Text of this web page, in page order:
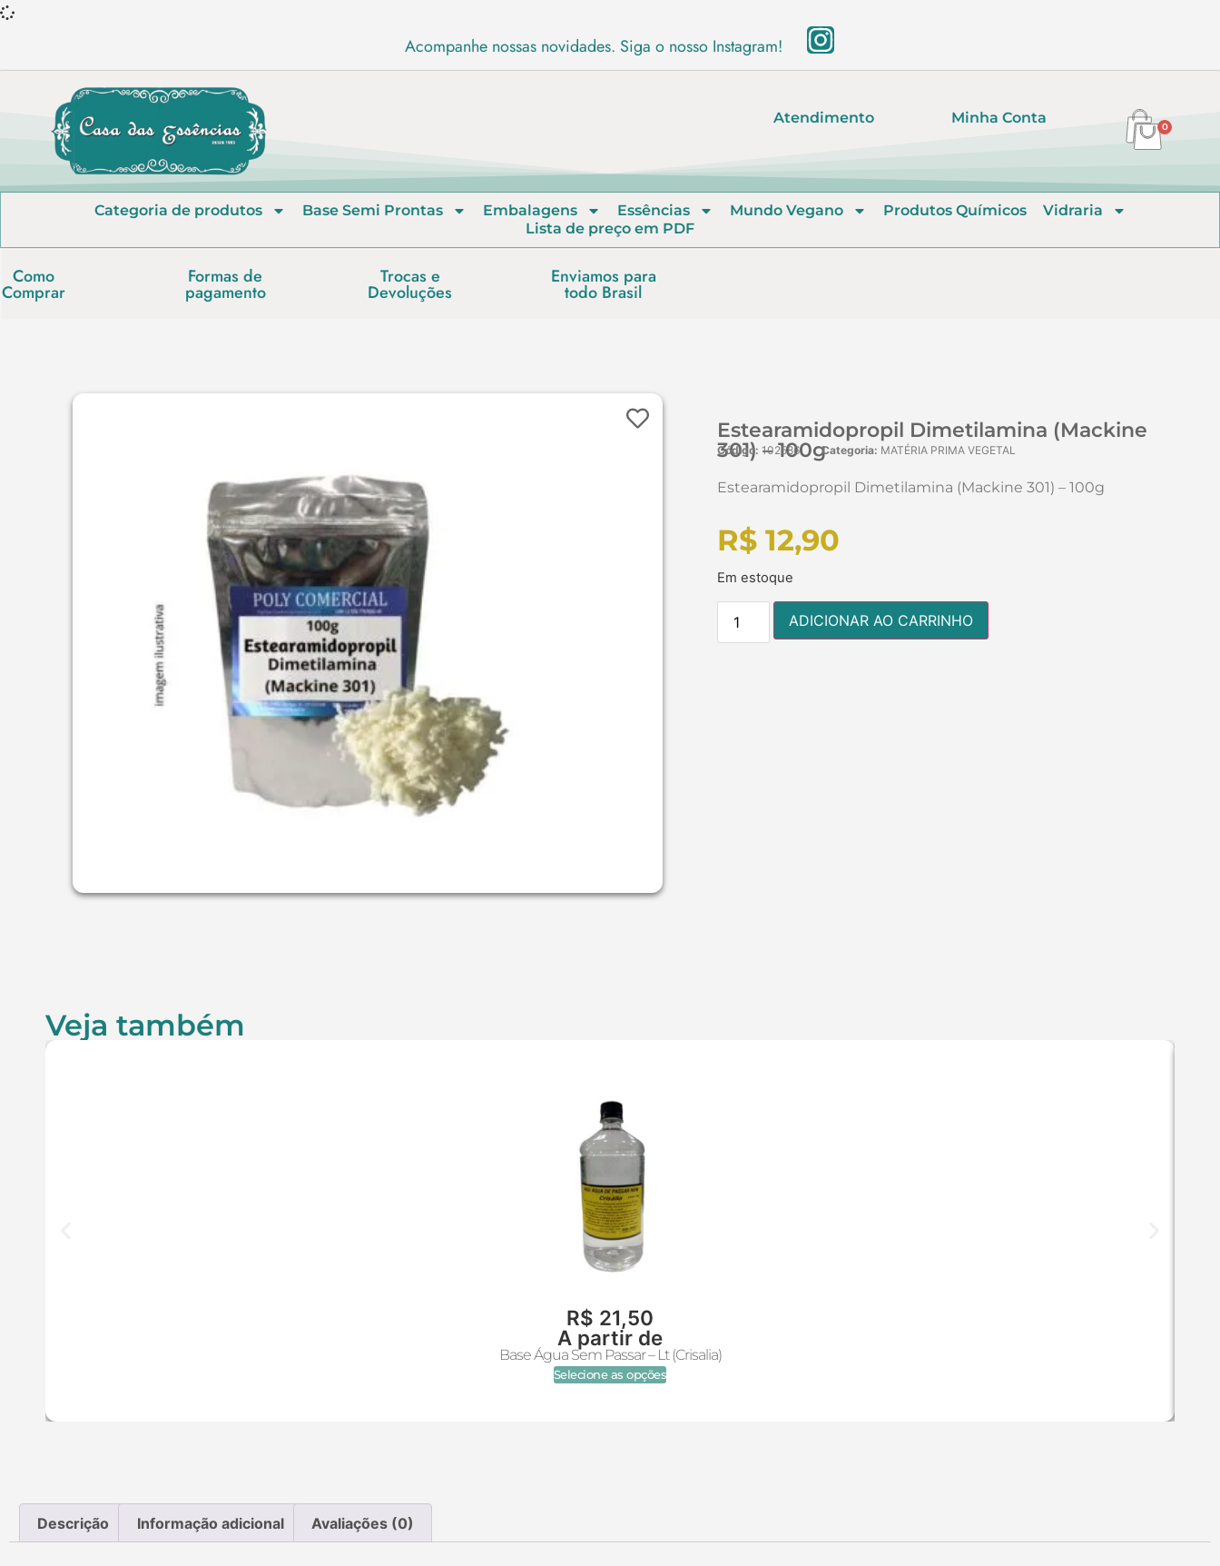
Acompanhe nossas novidades. Siga o nosso Instagram!
Atendimento Minha Conta
0
Categoria de produtos Base Semi Prontas Embalagens Essências Mundo Vegano Produtos Químicos
Vidraria
Lista de preço em PDF
Como
Comprar
Formas de
pagamento
Trocas e
Devoluções
Enviamos para
todo Brasil
Estearamidopropil Dimetilamina (Mackine
301) – 100g
Código: 102586 Categoria: MATÉRIA PRIMA VEGETAL
Estearamidopropil Dimetilamina (Mackine 301) – 100g
R$ 12,90
Em estoque
ADICIONAR AO CARRINHO
Veja também
A partir de
R$ 21,50
Base Água Sem Passar – Lt (Crisalia)
Selecione as opções
Descrição Informação adicional Avaliações (0)